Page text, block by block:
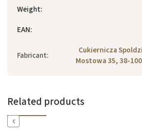
Weight:
EAN:
Fabricant:
Cukiernicza
Mostowa 35, 38-
Related products
Previous